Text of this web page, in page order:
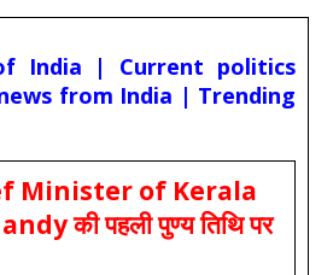
India | Current politics
from India | Trending
Minister of Kerala
की पहली पुण्य तिथि पर